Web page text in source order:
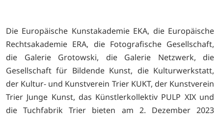
Die Europäische Kunstakademie EKA, die Europäische
Rechtsakademie ERA, die Fotografische Gesellschaft,
die Galerie Grotowski, die Galerie Netzwerk, die
Gesellschaft für Bildende Kunst, die Kulturwerkstatt,
der Kultur- und Kunstverein Trier KUKT, der Kunstverein
Trier Junge Kunst, das Künstlerkollektiv PULP XIX und
die Tuchfabrik Trier bieten am 2. Dezember 2023